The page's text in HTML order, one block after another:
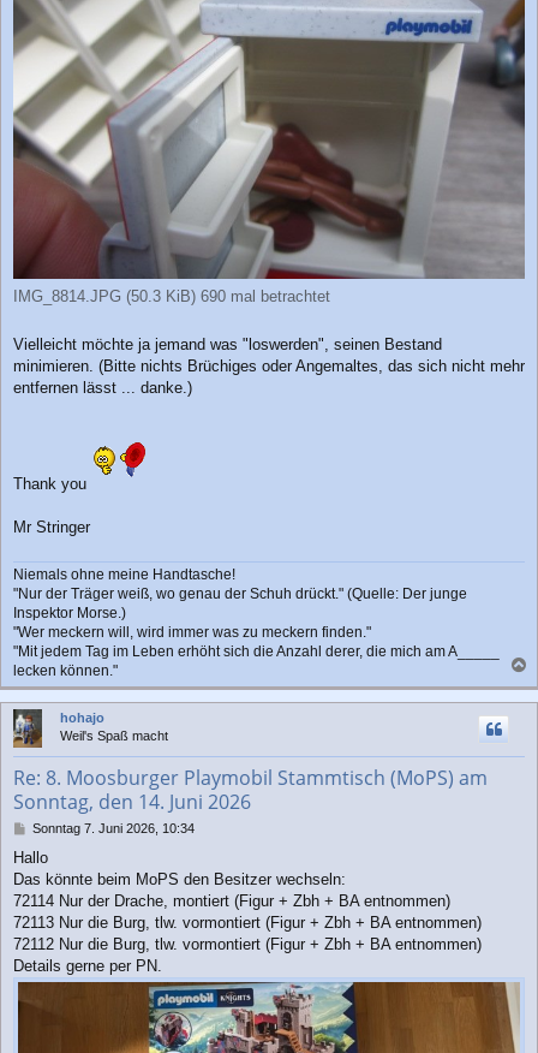
IMG_8814.JPG (50.3 KiB) 690 mal betrachtet
Vielleicht möchte ja jemand was "loswerden", seinen Bestand
minimieren. (Bitte nichts Brüchiges oder Angemaltes, das sich nicht mehr
entfernen lässt ... danke.)
Thank you
Mr Stringer
Niemals ohne meine Handtasche!
"Nur der Träger weiß, wo genau der Schuh drückt." (Quelle: Der junge
Inspektor Morse.)
"Wer meckern will, wird immer was zu meckern finden."
"Mit jedem Tag im Leben erhöht sich die Anzahl derer, die mich am A_____
lecken können."
a
c
hohajo
Weil's Spaß macht
Re: 8. Moosburger Playmobil Stammtisch (MoPS) am
Sonntag, den 14. Juni 2026
B
i
t
r
a
g
Sonntag 7. Juni 2026, 10:34
Hallo
Das könnte beim MoPS den Besitzer wechseln:
72114 Nur der Drache, montiert (Figur + Zbh + BA entnommen)
72113 Nur die Burg, tlw. vormontiert (Figur + Zbh + BA entnommen)
72112 Nur die Burg, tlw. vormontiert (Figur + Zbh + BA entnommen)
Details gerne per PN.